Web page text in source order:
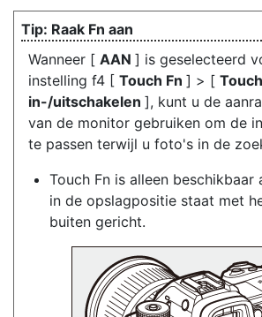
Raak Fn aan
Wanneer [ AAN ] is geselecteerd
instelling f4 [ Touch Fn ] > [
in-/uitschakelen ], kunt u de
van de monitor gebruiken om de
te passen terwijl u foto's in de
Touch Fn is alleen beschikbaar
in de opslagpositie staat met
buiten gericht.